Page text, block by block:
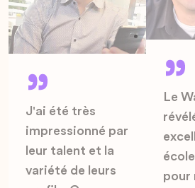
J'ai été très
impressionné par
leur talent et la
variété de leurs
Le
pour